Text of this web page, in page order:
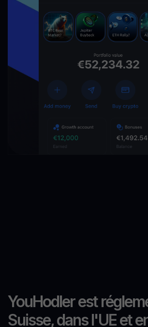
YouHodler est
Suisse, dans l'UE et